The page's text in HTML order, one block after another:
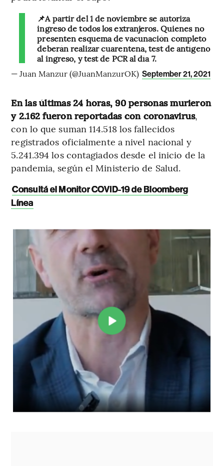
📌A partir del 1 de noviembre se autoriza
ingreso de todos los extranjeros. Quienes no
presenten esquema de vacunación completo
deberán realizar cuarentena, test de antígeno
al ingreso, y test de PCR al día 7.
— Juan Manzur (@JuanManzurOK) September 21, 2021
En las últimas 24 horas, 90 personas murieron
y 2.162 fueron reportadas con coronavirus,
con lo que suman 114.518 los fallecidos
registrados oficialmente a nivel nacional y
5.241.394 los contagiados desde el inicio de la
pandemia, según el Ministerio de Salud.
Consultá el Monitor COVID-19 de Bloomberg
Línea